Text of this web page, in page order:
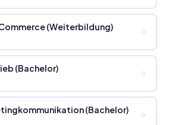
(Weiterbildung)
(Bachelor)
(Bachelor)